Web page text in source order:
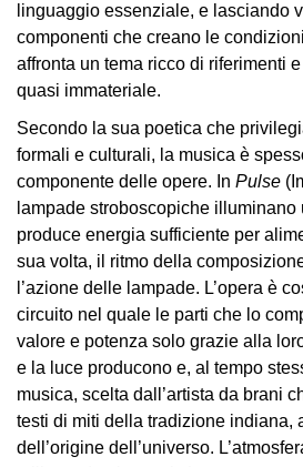
Ricerca
Storia
Sedi
Tutte
sedi
Edificio
Castello
Manica
Lunga
Cosmo
Digitale
linguaggio essenziale, e lasciando
componenti che creano le
affronta un tema ricco di riferimenti
quasi immateriale.
Secondo la sua poetica che
formali e culturali, la musica è
componente delle opere. In Pulse
lampade stroboscopiche
produce energia sufficiente per
sua volta, il ritmo della
l’azione delle lampade. L’opera è
circuito nel quale le parti che lo
valore e potenza solo grazie alla
e la luce producono e, al tempo
musica, scelta dall’artista da brani
testi di miti della tradizione indiana,
dell’origine dell’universo.